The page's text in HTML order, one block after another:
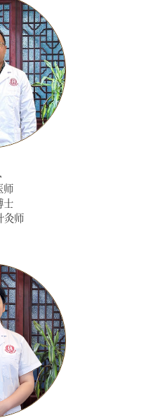
师
士
灸师